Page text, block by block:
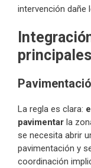
intervención dañe
La regla es clara:
pavimentar la
se necesita abrir
pavimentación y
coordinación